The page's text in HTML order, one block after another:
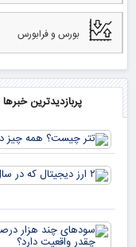
بورس و فرابورس
پربازدیدترین خبرها